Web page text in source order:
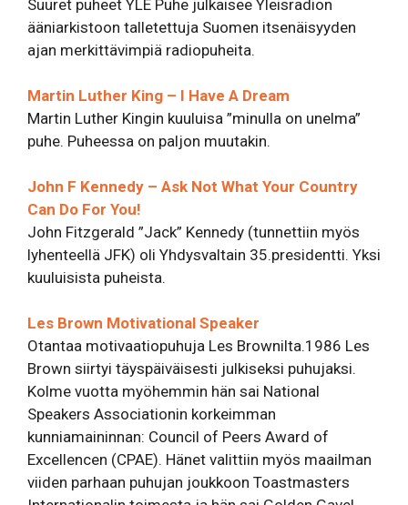
Suuret puheet YLE Puhe julkaisee Yleisradion
ääniarkistoon talletettuja Suomen itsenäisyyden
ajan merkittävimpiä radiopuheita.
Martin Luther King – I Have A Dream
Martin Luther Kingin kuuluisa ”minulla on unelma”
puhe. Puheessa on paljon muutakin.
John F Kennedy – Ask Not What Your Country
Can Do For You!
John Fitzgerald ”Jack” Kennedy (tunnettiin myös
lyhenteellä JFK) oli Yhdysvaltain 35.presidentti. Yksi
kuuluisista puheista.
Les Brown Motivational Speaker
Otantaa motivaatiopuhuja Les Brownilta.1986 Les
Brown siirtyi täyspäiväisesti julkiseksi puhujaksi.
Kolme vuotta myöhemmin hän sai National
Speakers Associationin korkeimman
kunniamaininnan: Council of Peers Award of
Excellencen (CPAE). Hänet valittiin myös maailman
viiden parhaan puhujan joukkoon Toastmasters